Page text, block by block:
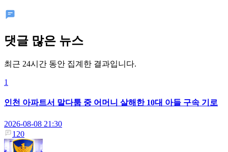
댓글 많은 뉴스
최근 24시간 동안 집계한 결과입니다.
1
인천 아파트서 말다툼 중 어머니 살해한 10대 아들 구속 기로
2026-08-08 21:30
120